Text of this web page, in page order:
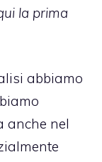
la prima
abbiamo
anche nel